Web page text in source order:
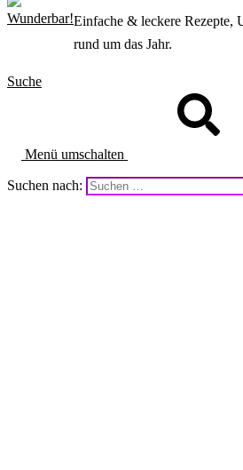
Einfache & leckere Rezepte,
rund um das Jahr.
Suche
Menü umschalten
Suchen nach: